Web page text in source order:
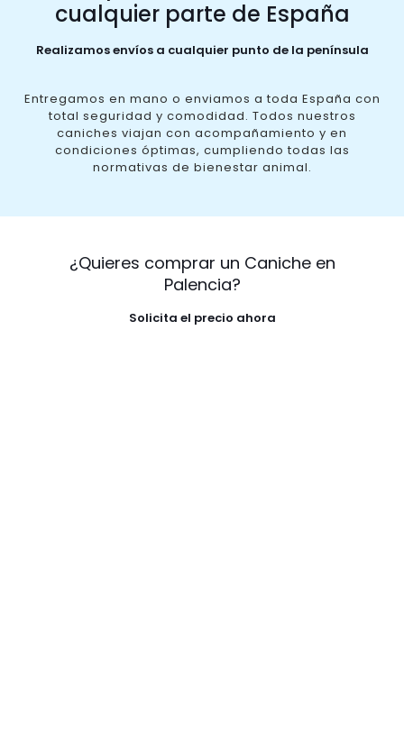
cualquier parte de España
Realizamos envíos a cualquier punto de la península
Entregamos en mano o enviamos a toda España con
total seguridad y comodidad. Todos nuestros
caniches viajan con acompañamiento y en
condiciones óptimas, cumpliendo todas las
normativas de bienestar animal.
¿Quieres comprar un Caniche en
Palencia?
Solicita el precio ahora